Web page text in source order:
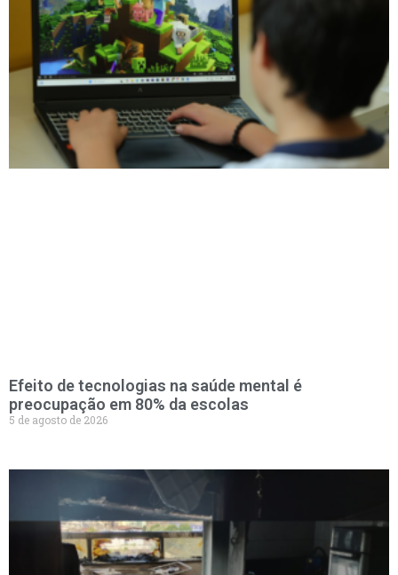
Efeito de tecnologias na saúde mental é
preocupação em 80% da escolas
5 de agosto de 2026